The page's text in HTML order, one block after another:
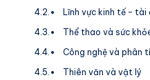
Lĩnh vực kinh tế – tài
Thể thao và sức
Công nghệ và phân
Thiên văn và vật lý